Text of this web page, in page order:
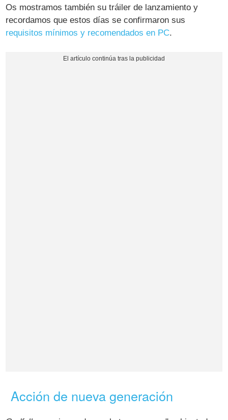
Os mostramos también su tráiler de lanzamiento y
recordamos que estos días se confirmaron sus
requisitos mínimos y recomendados en PC.
Acción de nueva generación